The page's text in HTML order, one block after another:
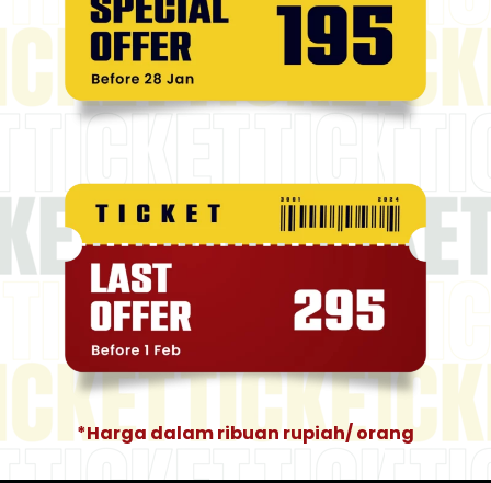
*Harga dalam ribuan rupiah/ orang